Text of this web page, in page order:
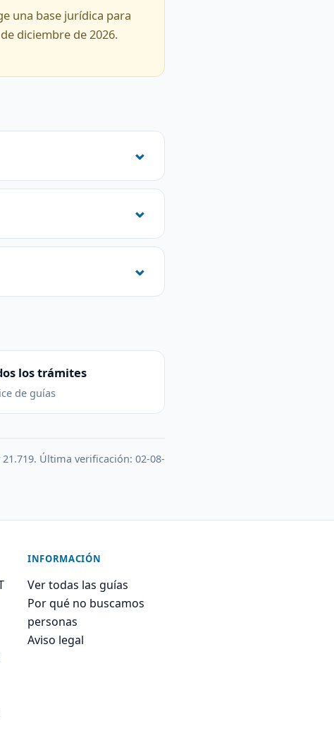
una base jurídica para
diciembre de 2026.
los trámites
de guías
Última verificación: 02-08-
INFORMACIÓN
Ver todas las guías
Por qué no buscamos
personas
Aviso legal